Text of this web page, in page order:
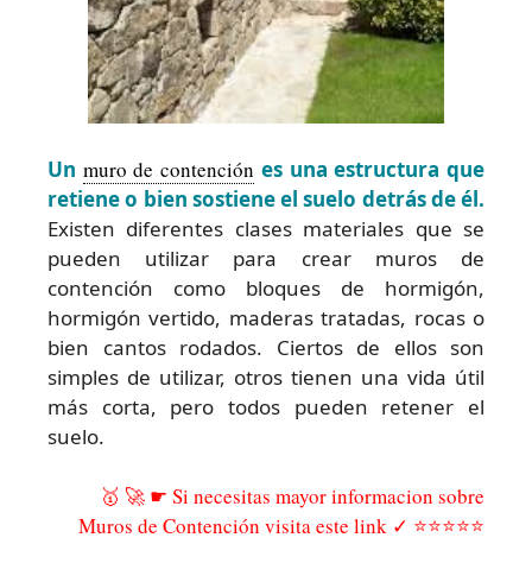
Un muro de contención es una estructura que
retiene o bien sostiene el suelo detrás de él.
Existen diferentes clases materiales que se
pueden utilizar para crear muros de
contención como bloques de hormigón,
hormigón vertido, maderas tratadas, rocas o
bien cantos rodados. Ciertos de ellos son
simples de utilizar, otros tienen una vida útil
más corta, pero todos pueden retener el
suelo.
🥇 🚀 ☛ Si necesitas mayor informacion sobre
Muros de Contención visita este link ✓ ⭐⭐⭐⭐⭐